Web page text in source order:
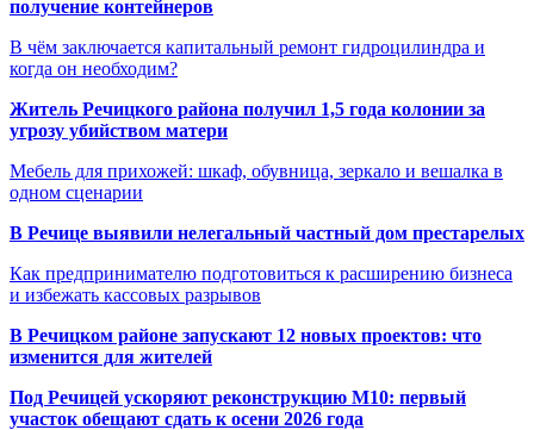
получение контейнеров
В чём заключается капитальный ремонт гидроцилиндра и
когда он необходим?
Житель Речицкого района получил 1,5 года колонии за
угрозу убийством матери
Мебель для прихожей: шкаф, обувница, зеркало и вешалка в
одном сценарии
В Речице выявили нелегальный частный дом престарелых
Как предпринимателю подготовиться к расширению бизнеса
и избежать кассовых разрывов
В Речицком районе запускают 12 новых проектов: что
изменится для жителей
Под Речицей ускоряют реконструкцию М10: первый
участок обещают сдать к осени 2026 года